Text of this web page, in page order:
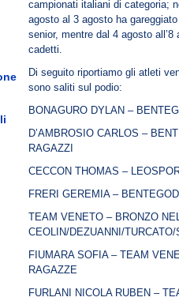
campionati italiani di categoria;
agosto al 3 agosto ha
senior, mentre dal 4 agosto
cadetti.
Di seguito riportiamo gli atleti
sono saliti sul podio:
BONAGURO DYLAN –
D’AMBROSIO CARLOS –
RAGAZZI
CECCON THOMAS –
FRERI GEREMIA –
TEAM VENETO – BRONZO
CEOLIN/DEZUANNI/
FIUMARA SOFIA – TEAM
RAGAZZE
FURLANI NICOLA RUBEN –